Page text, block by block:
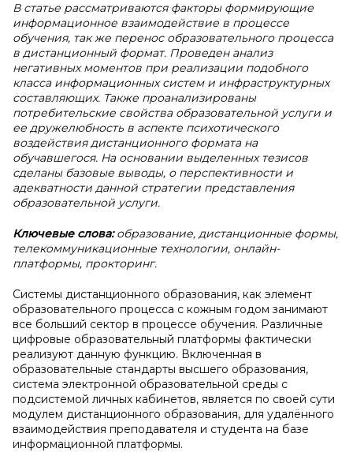
В статье рассматриваются факторы формирующие
информационное взаимодействие в процессе
обучения, так же перенос образовательного процесса
в дистанционный формат. Проведен анализ
негативных моментов при реализации подобного
класса информационных систем и инфраструктурных
составляющих. Также проанализированы
потребительские свойства образовательной услуги и
ее дружелюбность в аспекте психотического
воздействия дистанционного формата на
обучавшегося. На основании выделенных тезисов
сделаны базовые выводы, о перспективности и
адекватности данной стратегии представления
образовательной услуги.
Ключевые слова:образование, дистанционные формы,
телекоммуникационные технологии, онлайн-
платформы, прокторинг.
Системы дистанционного образования, как элемент
образовательного процесса с кожным годом занимают
все больший сектор в процессе обучения. Различные
цифровые образовательный платформы фактически
реализуют данную функцию. Включенная в
образовательные стандарты высшего образования,
система электронной образовательной среды с
подсистемой личных кабинетов, является по своей сути
модулем дистанционного образования, для удалённого
взаимодействия преподавателя и студента на базе
информационной платформы.